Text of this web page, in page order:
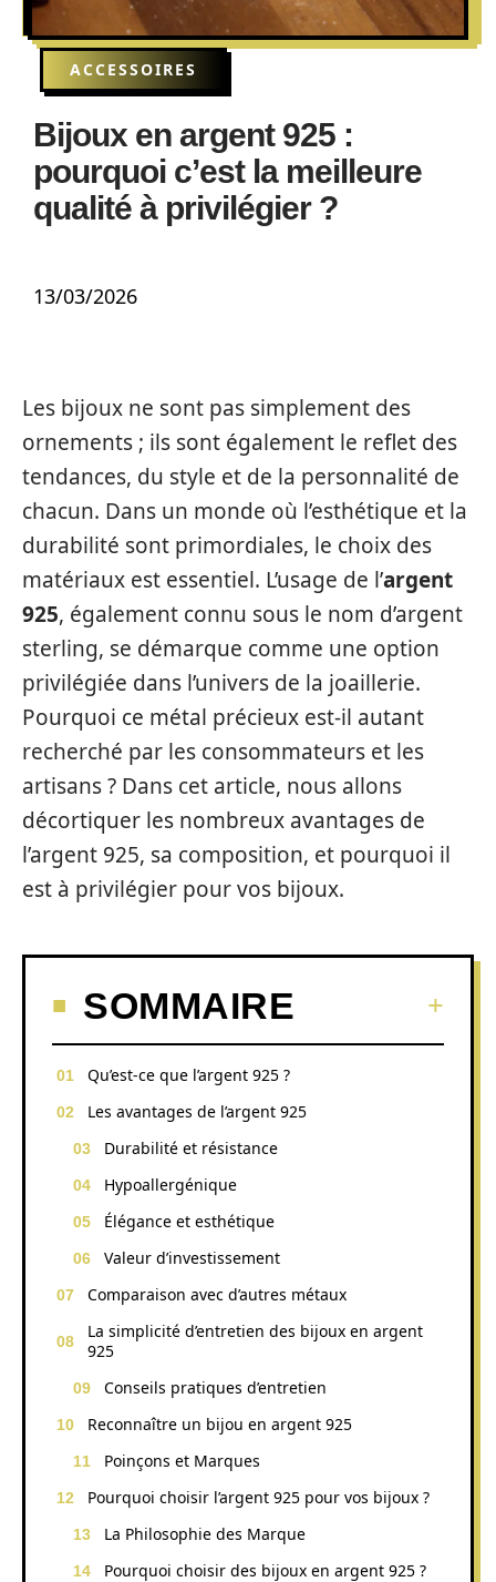
ACCESSOIRES
Bijoux en argent 925 :
pourquoi c’est la meilleure
qualité à privilégier ?
13/03/2026
Les bijoux ne sont pas simplement des
ornements ; ils sont également le reflet des
tendances, du style et de la personnalité de
chacun. Dans un monde où l’esthétique et la
durabilité sont primordiales, le choix des
matériaux est essentiel. L’usage de l’argent
925, également connu sous le nom d’argent
sterling, se démarque comme une option
privilégiée dans l’univers de la joaillerie.
Pourquoi ce métal précieux est-il autant
recherché par les consommateurs et les
artisans ? Dans cet article, nous allons
décortiquer les nombreux avantages de
l’argent 925, sa composition, et pourquoi il
est à privilégier pour vos bijoux.
SOMMAIRE
Qu’est-ce que l’argent 925 ?
Les avantages de l’argent 925
Durabilité et résistance
Hypoallergénique
Élégance et esthétique
Valeur d’investissement
Comparaison avec d’autres métaux
La simplicité d’entretien des bijoux en argent
925
Conseils pratiques d’entretien
Reconnaître un bijou en argent 925
Poinçons et Marques
Pourquoi choisir l’argent 925 pour vos bijoux ?
La Philosophie des Marque
Pourquoi choisir des bijoux en argent 925 ?